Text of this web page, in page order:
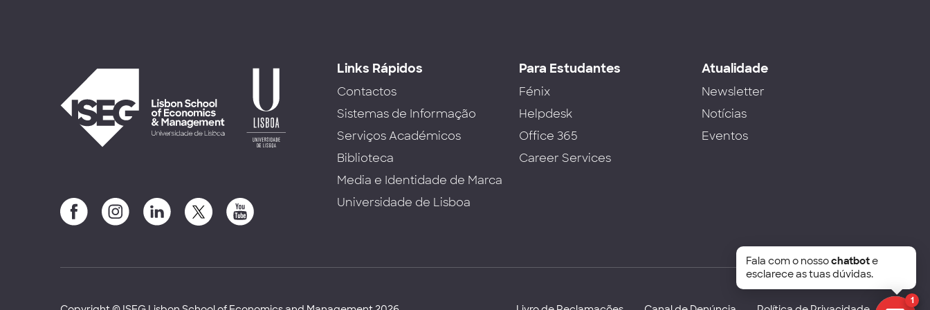
Links Rápidos
Contactos
Sistemas de Informação
Serviços Académicos
Biblioteca
Media e Identidade de Marca
Universidade de Lisboa
Para Estudantes
Fénix
Helpdesk
Office 365
Career Services
Atualidade
Newsletter
Notícias
Eventos
1
Fala com o nossochatbote
esclarece as tuas dúvidas.